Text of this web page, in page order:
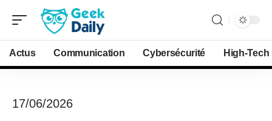
Actus Communication Cybersécurité High-Tech
17/06/2026